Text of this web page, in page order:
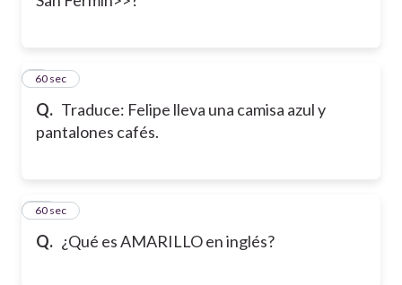
Q. Traduce: Felipe lleva una camisa azul y
pantalones cafés.
960 sec
Q. ¿Qué es AMARILLO en inglés?
10
60 sec